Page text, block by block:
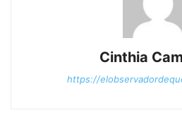
Cinthia
https://